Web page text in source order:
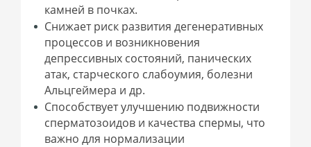
камней в почках.
Снижает риск развития дегенеративных
процессов и возникновения
депрессивных состояний, панических
атак, старческого слабоумия, болезни
Альцгеймера и др.
Способствует улучшению подвижности
сперматозоидов и качества спермы, что
важно для нормализации